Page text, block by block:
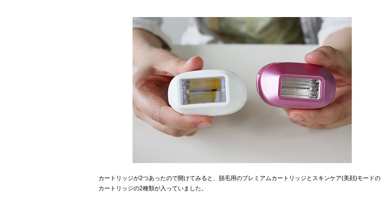
カートリッジが2つあったので開けてみると、脱毛用のプレミアムカートリッジとスキンケア(美顔)モードの
カートリッジの2種類が入っていました。